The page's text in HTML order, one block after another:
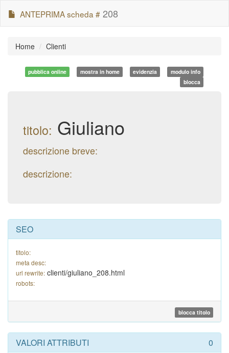
ANTEPRIMA scheda # 208
Home Clienti
pubblica online mostra in home evidenzia
modulo info
blocca
titolo: Giuliano
descrizione breve:
descrizione:
SEO
titolo:
meta desc:
url rewrite: clienti/giuliano_208.html
robots:
blocca titolo
VALORI ATTRIBUTI 0